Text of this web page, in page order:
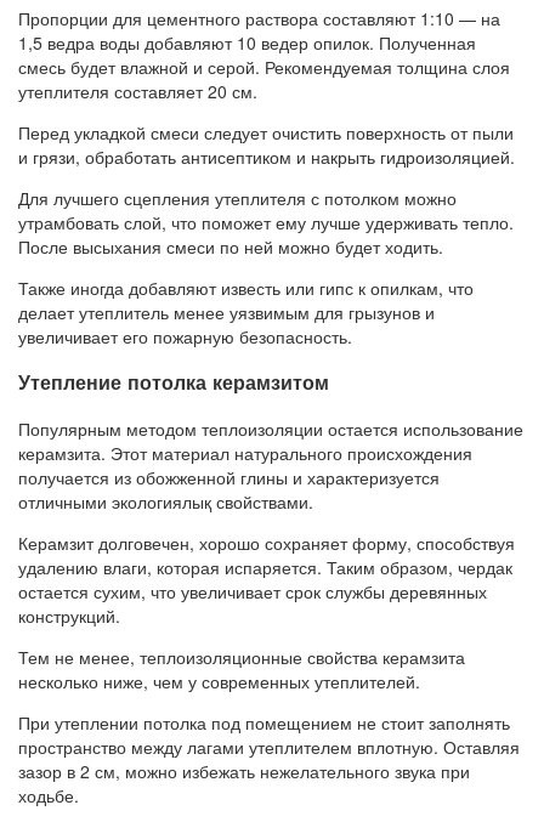
Пропорции для цементного раствора составляют 1:10 — на
1,5 ведра воды добавляют 10 ведер опилок. Полученная
смесь будет влажной и серой. Рекомендуемая толщина слоя
утеплителя составляет 20 см.
Перед укладкой смеси следует очистить поверхность от пыли
и грязи, обработать антисептиком и накрыть гидроизоляцией.
Для лучшего сцепления утеплителя с потолком можно
утрамбовать слой, что поможет ему лучше удерживать тепло.
После высыхания смеси по ней можно будет ходить.
Также иногда добавляют известь или гипс к опилкам, что
делает утеплитель менее уязвимым для грызунов и
увеличивает его пожарную безопасность.
Утепление потолка керамзитом
Популярным методом теплоизоляции остается использование
керамзита. Этот материал натурального происхождения
получается из обожженной глины и характеризуется
отличными экологиялық свойствами.
Керамзит долговечен, хорошо сохраняет форму, способствуя
удалению влаги, которая испаряется. Таким образом, чердак
остается сухим, что увеличивает срок службы деревянных
конструкций.
Тем не менее, теплоизоляционные свойства керамзита
несколько ниже, чем у современных утеплителей.
При утеплении потолка под помещением не стоит заполнять
пространство между лагами утеплителем вплотную. Оставляя
зазор в 2 см, можно избежать нежелательного звука при
ходьбе.